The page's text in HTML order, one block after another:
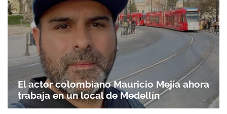
El actor colombiano Mauricio Mejía ahora
trabaja en un local de Medellín